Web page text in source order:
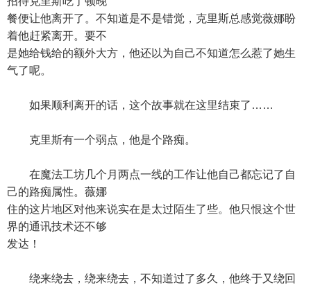
餐便让他离开了。不知道是不是错觉，克里斯总感觉薇娜盼
着他赶紧离开。要不
是她给钱给的额外大方，他还以为自己不知道怎么惹了她生
气了呢。
如果顺利离开的话，这个故事就在这里结束了……
克里斯有一个弱点，他是个路痴。
在魔法工坊几个月两点一线的工作让他自己都忘记了自
己的路痴属性。薇娜
住的这片地区对他来说实在是太过陌生了些。他只恨这个世
界的通讯技术还不够
发达！
绕来绕去，绕来绕去，不知道过了多久，他终于又绕回